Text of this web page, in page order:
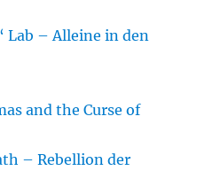
Lab – Alleine in den
and the Curse of
– Rebellion der